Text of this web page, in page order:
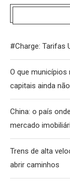
#Charge: Tarifas
O que
capitais ainda
China: o país
mercado
Trens de alta
abrir caminhos